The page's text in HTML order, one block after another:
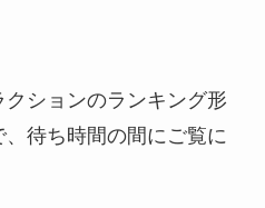
ションのランキング形
待ち時間の間にご覧に